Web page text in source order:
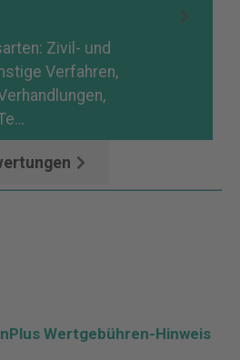
Zivil- und
Verfahren,
Wertgebühren-Hinweis